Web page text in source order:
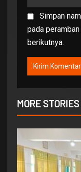
Simpan
pada
berikutnya.
MORE STORIES